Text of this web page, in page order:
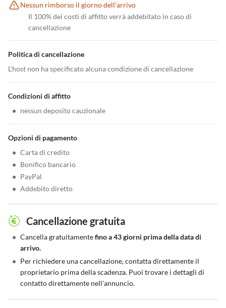
Nessun rimborso il giorno dell'arrivo
Il 100% dei costi di affitto verrà addebitato in caso di
cancellazione
Politica di cancellazione
L'host non ha specificato alcuna condizione di cancellazione
Condizioni di affitto
• nessun deposito cauzionale
Opzioni di pagamento
• Carta di credito
• Bonifico bancario
• PayPal
• Addebito diretto
Cancellazione gratuita
• Cancella gratuitamentefino a 43 giorni prima della data di
arrivo.
• Per richiedere una cancellazione, contatta direttamente il
proprietario prima della scadenza. Puoi trovare i dettagli di
contatto direttamente nell'annuncio.